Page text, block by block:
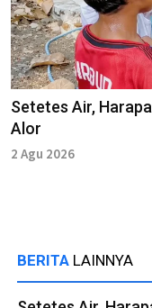
Setetes Air,
Alor
2 Agu 2026
BERITA LAINNYA